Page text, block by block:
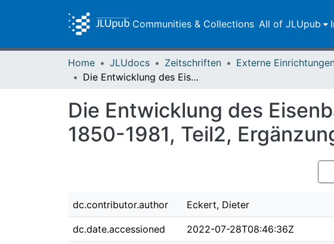
Communities & Collections All of JLUpub
Home JLUdocs Zeitschriften Externe
Die Entwicklung des Eisenbahnnetzes in der Provinz Oberhessen 1850-1981, Teil2, Ergänzungen 1982-1998 : eine Übersicht
Die Entwicklung des
1850-1981, Teil2,
dc.contributor.author Eckert, Dieter
dc.date.accessioned 2022-07-28T08:46:36Z